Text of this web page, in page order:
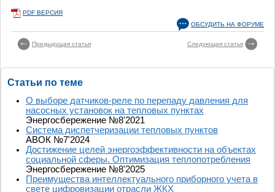
PDF ВЕРСИЯ
ОБСУДИТЬ НА ФОРУМЕ
Предыдущая статья Следующая статья
Статьи по теме
О выборе датчиков-реле по перепаду давления для
насосных установок на тепловых пунктах
Энергосбережение №8'2021
Система диспетчеризации тепловых пунктов
АВОК №7'2024
Достижение целей энергоэффективности на объектах
социальной сферы. Оптимизация теплопотребления
Энергосбережение №8'2025
Преимущества интеллектуального приборного учета в
свете цифровизации отрасли ЖКХ